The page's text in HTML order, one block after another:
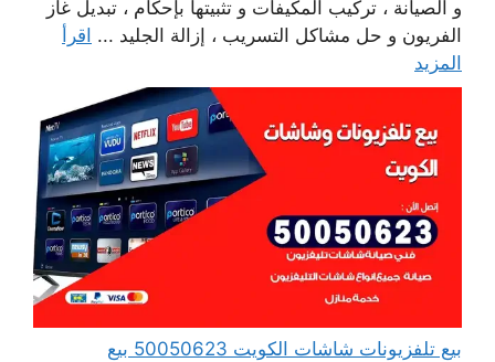
و الصيانة ، تركيب المكيفات و تثبيتها بإحكام ، تبديل غاز
الفريون و حل مشاكل التسريب ، إزالة الجليد ... اقرأ
المزيد
بيع تلفزيونات شاشات الكويت 50050623 بيع